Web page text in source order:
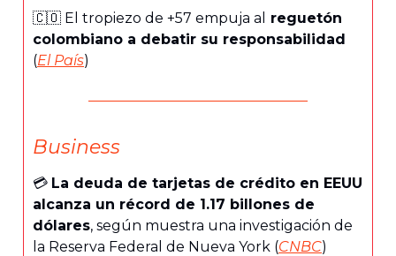
🇨🇴 El tropiezo de +57 empuja al
reguetón
colombiano a debatir su responsabilidad
(El País)
Business
💳️ La deuda de tarjetas de crédito en EEUU
alcanza un récord de 1.17 billones de
dólares, según muestra una investigación de
la Reserva Federal de Nueva York (CNBC)